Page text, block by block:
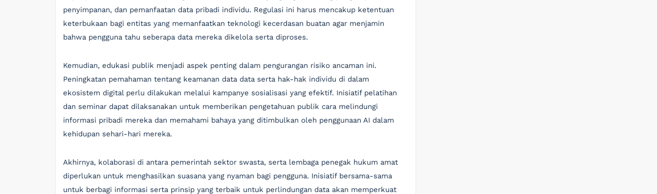
penyimpanan, dan pemanfaatan data pribadi individu. Regulasi ini harus mencakup ketentuan
keterbukaan bagi entitas yang memanfaatkan teknologi kecerdasan buatan agar menjamin
bahwa pengguna tahu seberapa data mereka dikelola serta diproses.
Kemudian, edukasi publik menjadi aspek penting dalam pengurangan risiko ancaman ini.
Peningkatan pemahaman tentang keamanan data data serta hak-hak individu di dalam
ekosistem digital perlu dilakukan melalui kampanye sosialisasi yang efektif. Inisiatif pelatihan
dan seminar dapat dilaksanakan untuk memberikan pengetahuan publik cara melindungi
informasi pribadi mereka dan memahami bahaya yang ditimbulkan oleh penggunaan AI dalam
kehidupan sehari-hari mereka.
Akhirnya, kolaborasi di antara pemerintah sektor swasta, serta lembaga penegak hukum amat
diperlukan untuk menghasilkan suasana yang nyaman bagi pengguna. Inisiatif bersama-sama
untuk berbagi informasi serta prinsip yang terbaik untuk perlindungan data akan memperkuat